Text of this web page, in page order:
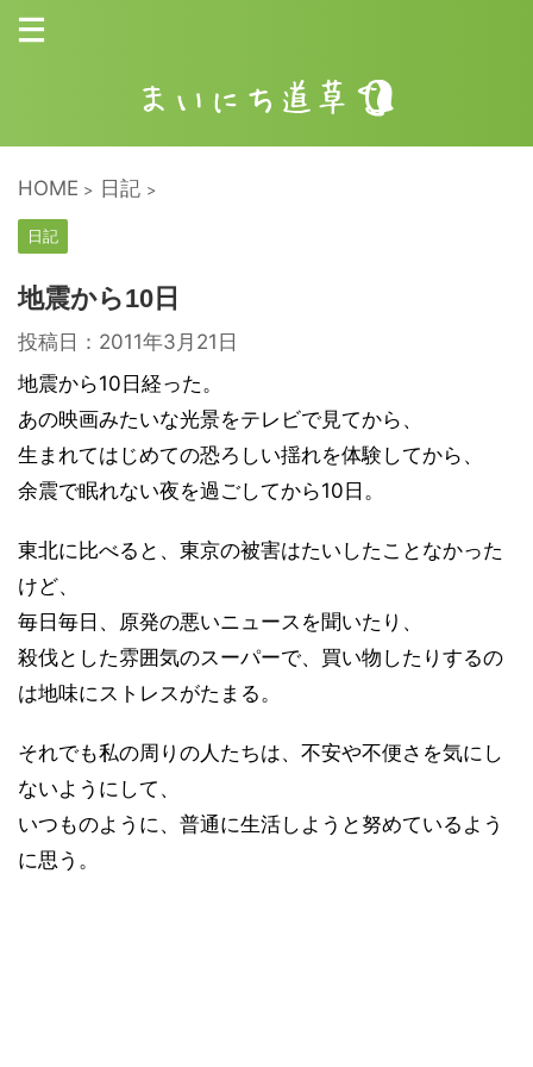
HOME > 日記 >
日記
地震から10日
投稿日： 2011年3月21日
地震から10日経った。
あの映画みたいな光景をテレビで見てから、
生まれてはじめての恐ろしい揺れを体験してから、
余震で眠れない夜を過ごしてから10日。
東北に比べると、東京の被害はたいしたことなかった
けど、
毎日毎日、原発の悪いニュースを聞いたり、
殺伐とした雰囲気のスーパーで、買い物したりするの
は地味にストレスがたまる。
それでも私の周りの人たちは、不安や不便さを気にし
ないようにして、
いつものように、普通に生活しようと努めているよう
に思う。